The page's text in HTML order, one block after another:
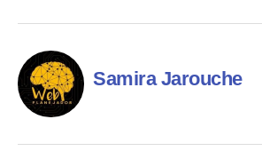
Samira Jarouche